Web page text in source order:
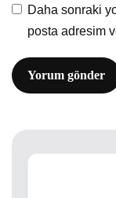
Daha sonraki
posta adresim